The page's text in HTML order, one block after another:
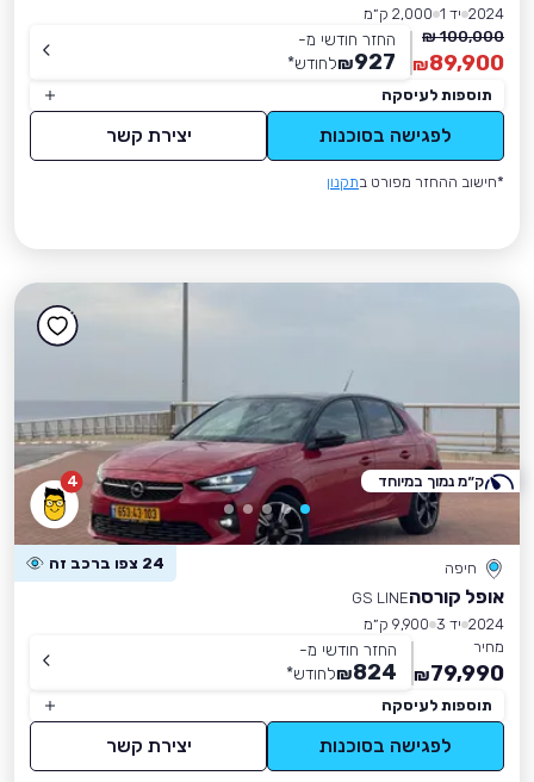
2024 יד 1
2,000 ק״מ
100,000 ₪
89,900
₪
החזר חודשי מ-
927
₪לחודש*
תוספות לעיסקה
לפגישה בסוכנות יצירת קשר
*חישוב ההחזר מפורט בתקנון
4
חיפה 24 צפו ברכב זה
אופל קורסהGS LINE
2024 יד 3
9,900 ק״מ
מחיר
79,990
₪
החזר חודשי מ-
824
₪לחודש*
תוספות לעיסקה
לפגישה בסוכנות יצירת קשר
ק״מ נמוך במיוחד